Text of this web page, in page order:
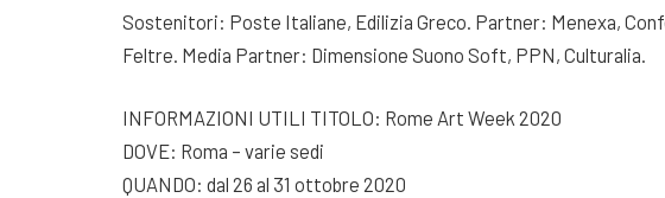
Sostenitori: Poste Italiane, Edilizia Greco. Partner: Menexa,
Feltre. Media Partner: Dimensione Suono Soft, PPN, Culturalia.
INFORMAZIONI UTILI TITOLO: Rome Art Week 2020
DOVE: Roma – varie sedi
QUANDO: dal 26 al 31 ottobre 2020